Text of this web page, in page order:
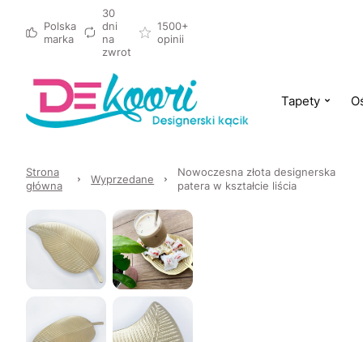
Polska
marka
30
dni
na
zwrot
1500+
opinii
Tapety
Strona
główna
Wyprzedane
Nowoczesna złota designerska
patera w kształcie liścia